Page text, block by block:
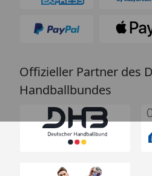
Offizieller Partner des
Handballbundes